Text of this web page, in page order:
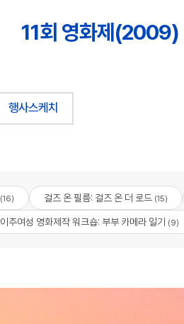
11회 영화제(2009)
행사스케치
(16) 걸즈 온 필름: 걸즈 온 더 로드 (15)
이주여성 영화제작 워크숍: 부부 카메라 일기 (9)